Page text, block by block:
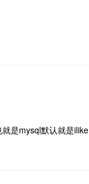
是mysql默认就是ilike